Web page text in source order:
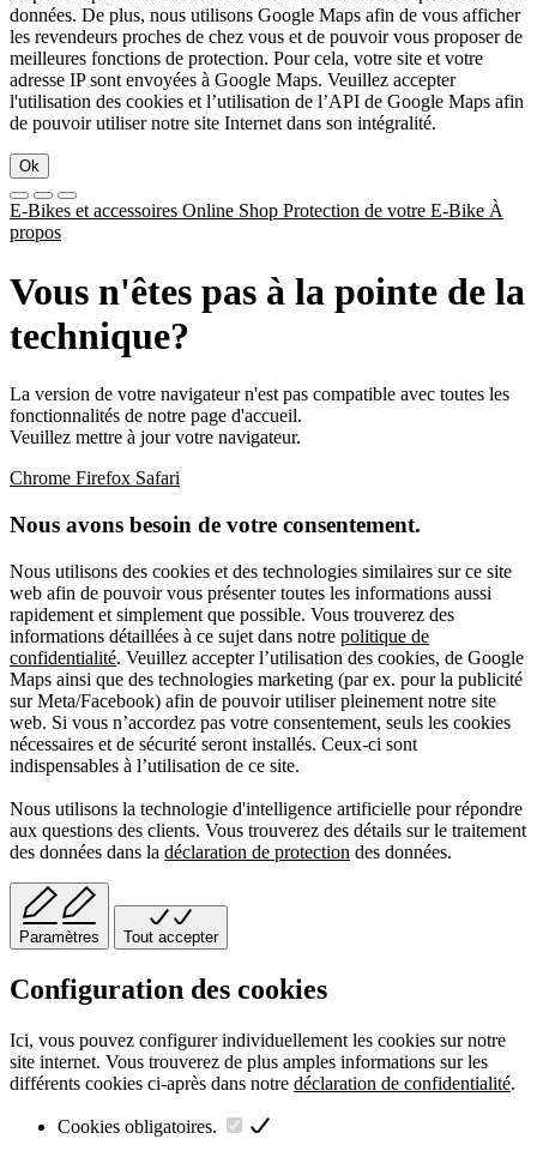
données. De plus, nous utilisons Google Maps afin de vous afficher
les revendeurs proches de chez vous et de pouvoir vous proposer de
meilleures fonctions de protection. Pour cela, votre site et votre
adresse IP sont envoyées à Google Maps. Veuillez accepter
l'utilisation des cookies et l’utilisation de l’API de Google Maps afin
de pouvoir utiliser notre site Internet dans son intégralité.
Ok
E-Bikes et accessoires Online Shop Protection de votre E-Bike À
propos
Vous n'êtes pas à la pointe de la
technique?
La version de votre navigateur n'est pas compatible avec toutes les
fonctionnalités de notre page d'accueil.
Veuillez mettre à jour votre navigateur.
Chrome Firefox Safari
Nous avons besoin de votre consentement.
Nous utilisons des cookies et des technologies similaires sur ce site
web afin de pouvoir vous présenter toutes les informations aussi
rapidement et simplement que possible. Vous trouverez des
informations détaillées à ce sujet dans notre politique de
confidentialité. Veuillez accepter l’utilisation des cookies, de Google
Maps ainsi que des technologies marketing (par ex. pour la publicité
sur Meta/Facebook) afin de pouvoir utiliser pleinement notre site
web. Si vous n’accordez pas votre consentement, seuls les cookies
nécessaires et de sécurité seront installés. Ceux-ci sont
indispensables à l’utilisation de ce site.
Nous utilisons la technologie d'intelligence artificielle pour répondre
aux questions des clients. Vous trouverez des détails sur le traitement
des données dans la déclaration de protection des données.
Paramètres Tout accepter
Configuration des cookies
Ici, vous pouvez configurer individuellement les cookies sur notre
site internet. Vous trouverez de plus amples informations sur les
différents cookies ci-après dans notre déclaration de confidentialité.
Cookies obligatoires.